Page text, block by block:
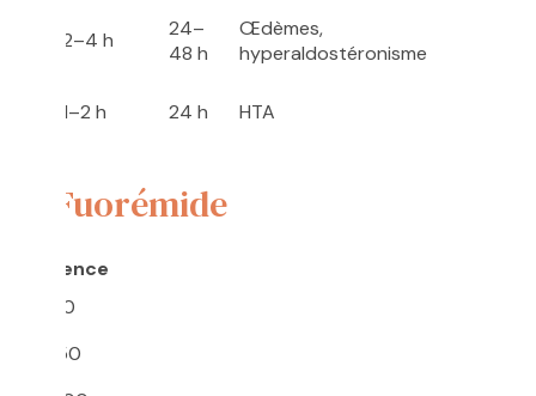
2–4 h
24–
48 h
Œdèmes,
hyperaldostéronisme
1–2 h 24 h HTA
Fuorémide
Fréquence
1 sur 10
1 sur 50